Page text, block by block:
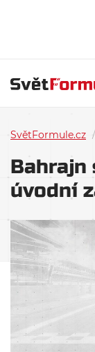
SvětFormule.cz /
úvodní